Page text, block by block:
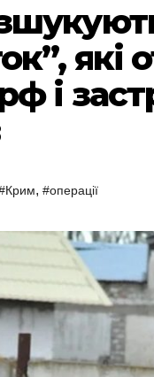
які
і
, #операції